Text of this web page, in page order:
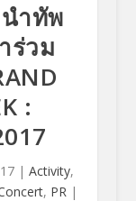
นำทัพ
ร่วม
:
| Activity,
, PR |